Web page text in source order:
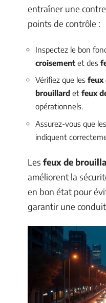
entraîner une
points de contrôle :
Inspectez le bon
croisement et des
Vérifiez que les feux
brouillard et feux
opérationnels.
Assurez-vous que
indiquent
Les feux de
améliorent la
en bon état pour
garantir une